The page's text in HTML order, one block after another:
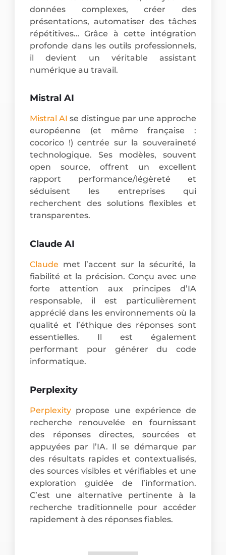
données complexes, créer des
présentations, automatiser des tâches
répétitives… Grâce à cette intégration
profonde dans les outils professionnels,
il devient un véritable assistant
numérique au travail.
Mistral AI
Mistral AI se distingue par une approche
européenne (et même française :
cocorico !) centrée sur la souveraineté
technologique. Ses modèles, souvent
open source, offrent un excellent
rapport performance/légèreté et
séduisent les entreprises qui
recherchent des solutions flexibles et
transparentes.
Claude AI
Claude met l’accent sur la sécurité, la
fiabilité et la précision. Conçu avec une
forte attention aux principes d’IA
responsable, il est particulièrement
apprécié dans les environnements où la
qualité et l’éthique des réponses sont
essentielles. Il est également
performant pour générer du code
informatique.
Perplexity
Perplexity propose une expérience de
recherche renouvelée en fournissant
des réponses directes, sourcées et
appuyées par l’IA. Il se démarque par
des résultats rapides et contextualisés,
des sources visibles et vérifiables et une
exploration guidée de l’information.
C’est une alternative pertinente à la
recherche traditionnelle pour accéder
rapidement à des réponses fiables.